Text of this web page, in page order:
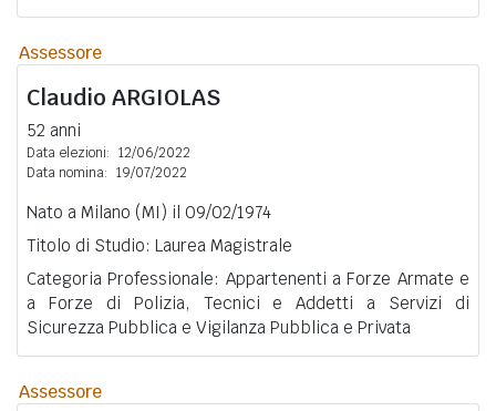
Assessore
Claudio ARGIOLAS
52 anni
Data elezioni: 12/06/2022
Data nomina: 19/07/2022
Nato a Milano (MI) il 09/02/1974
Titolo di Studio: Laurea Magistrale
Categoria Professionale: Appartenenti a Forze Armate e
a Forze di Polizia, Tecnici e Addetti a Servizi di
Sicurezza Pubblica e Vigilanza Pubblica e Privata
Assessore